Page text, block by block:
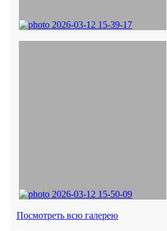
Посмотреть всю галерею